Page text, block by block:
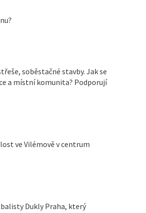
soběstačné stavby. Jak se
a místní komunita? Podporují
ve Vilémově v centrum
Dukly Praha, který